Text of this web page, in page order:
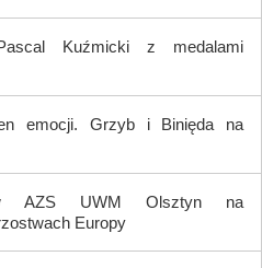
Kuźmicki z medalami
emocji. Grzyb i Binięda na
AZS UWM Olsztyn na
Europy